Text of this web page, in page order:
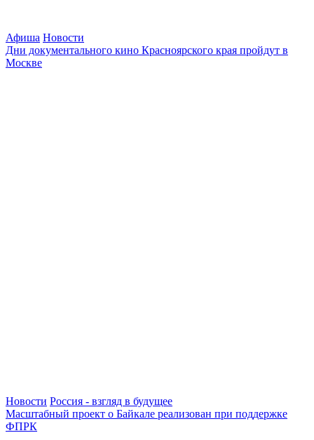
Афиша Новости
Дни документального кино Красноярского края пройдут в
Москве
Новости Россия - взгляд в будущее
Масштабный проект о Байкале реализован при поддержке
ФПРК